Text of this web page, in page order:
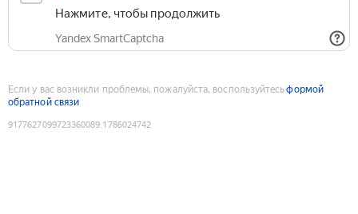
Нажмите, чтобы продолжить
Yandex SmartCaptcha
Если у вас возникли проблемы, пожалуйста, воспользуйтесьформой
обратной связи
9177627099723360089:1786024742